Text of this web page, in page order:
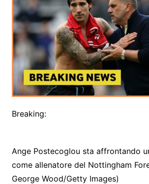
Breaking:
Ange Postecoglou sta affrontando
come allenatore del Nottingham
George Wood/Getty Images)